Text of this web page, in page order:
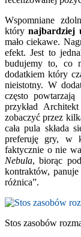
Wspomniane
którynajbardziej
mało ciekawe.
efekt. Jest to
budujemy to, co
dodatkiem który
nieistotny. W
często
przykład
zobaczyć przez
cała pula składa
preferuję gry, w
faktycznie o nie
Nebula, biorąc
kontraktów,
różnica”.
Stos zasobów